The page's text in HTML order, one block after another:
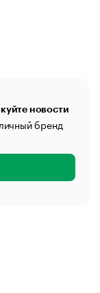
новости
бренд